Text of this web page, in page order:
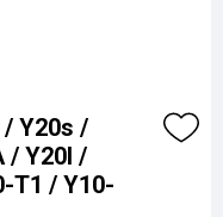
/ Y20s /
/ Y20I /
T1 / Y10-